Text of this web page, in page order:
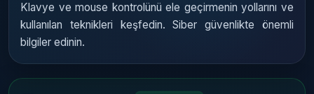
Klavye ve mouse kontrolünü ele geçirmenin yollarını ve
kullanılan teknikleri keşfedin. Siber güvenlikte önemli
bilgiler edinin.